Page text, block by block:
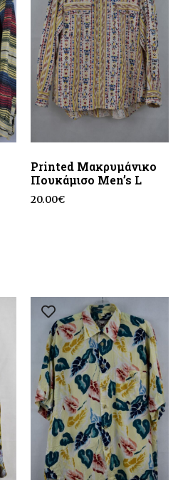
Printed Μακρυμάνικο
Πουκάμισο Men’s L
20.00€